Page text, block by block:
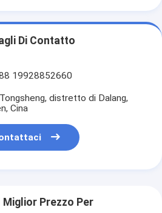
Di Contatto
19928852660
distretto di Dalang,
Cina
Miglior Prezzo Per